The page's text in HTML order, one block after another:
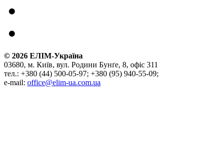
© 2026 ЕЛІМ-Україна
03680, м. Київ, вул. Родини Бунґе, 8, офіс 311
тел.: +380 (44) 500-05-97; +380 (95) 940-55-09;
e-mail: office@elim-ua.com.ua